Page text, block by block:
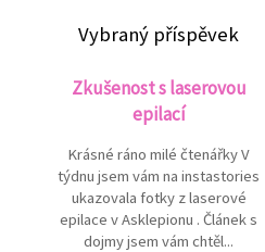
Vybraný příspěvek
Zkušenost s laserovou
epilací
Krásné ráno milé čtenářky V
týdnu jsem vám na instastories
ukazovala fotky z laserové
epilace v Asklepionu . Článek s
dojmy jsem vám chtěl...